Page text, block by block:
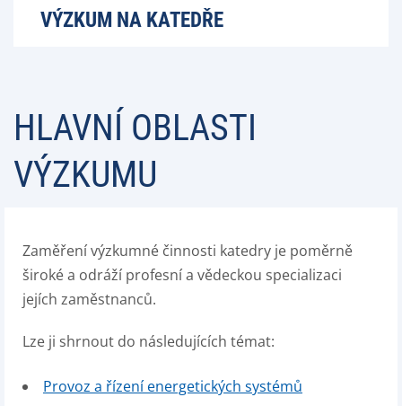
VÝZKUM NA KATEDŘE
HLAVNÍ OBLASTI
VÝZKUMU
Zaměření výzkumné činnosti katedry je poměrně
široké a odráží profesní a vědeckou specializaci
jejích zaměstnanců.
Lze ji shrnout do následujících témat:
Provoz a řízení energetických systémů